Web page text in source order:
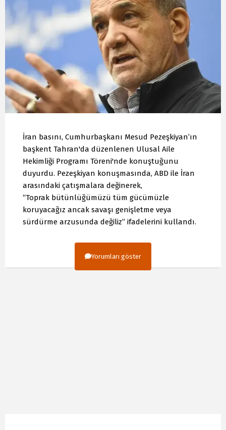
İran basını, Cumhurbaşkanı Mesud Pezeşkiyan’ın
başkent Tahran'da düzenlenen Ulusal Aile
Hekimliği Programı Töreni'nde konuştuğunu
duyurdu. Pezeşkiyan konuşmasında, ABD ile İran
arasındaki çatışmalara değinerek,
“Toprak bütünlüğümüzü tüm gücümüzle
koruyacağız ancak savaşı genişletme veya
sürdürme arzusunda değiliz” ifadelerini kullandı.
Yorumları göster